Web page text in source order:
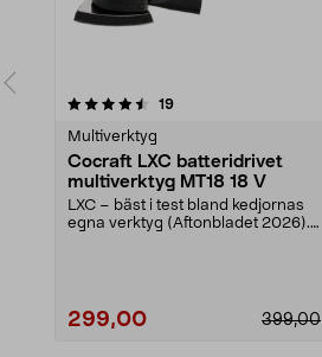
19recensioner
Multiverktyg
Cocraft LXC batteridrivet
multiverktyg MT18 18 V
LXC – bäst i test bland kedjornas
egna verktyg (Aftonbladet 2026).
299,00 399,00
4.5 av 5 stjärnor